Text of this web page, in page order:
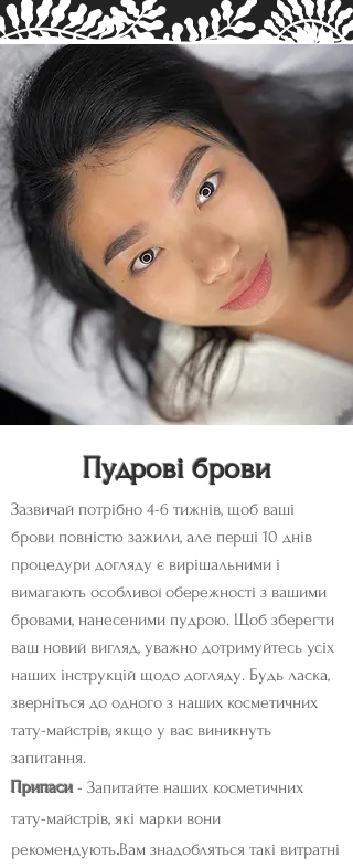
Пудрові брови
Зазвичай потрібно 4-6 тижнів, щоб ваші
брови повністю зажили, але перші 10 днів
процедури догляду є вирішальними і
вимагають особливої обережності з вашими
бровами, нанесеними пудрою. Щоб зберегти
ваш новий вигляд, уважно дотримуйтесь усіх
наших інструкцій щодо догляду. Будь ласка,
зверніться до одного з наших косметичних
тату-майстрів, якщо у вас виникнуть
запитання.
Припаси - Запитайте наших косметичних
тату-майстрів, які марки вони
рекомендують.Вам знадобляться такі витратні